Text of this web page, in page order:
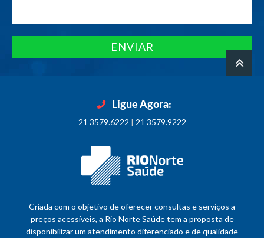
ENVIAR
Ligue Agora:
21 3579.6222 | 21 3579.9222
Criada com o objetivo de oferecer consultas e serviços a
preços acessíveis, a Rio Norte Saúde tem a proposta de
disponibilizar um atendimento diferenciado e de qualidade